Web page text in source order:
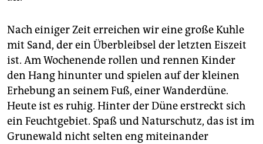
Nach einiger Zeit erreichen wir eine große Kuhle
mit Sand, der ein Überbleibsel der letzten Eiszeit
ist. Am Wochenende rollen und rennen Kinder
den Hang hinunter und spielen auf der kleinen
Erhebung an seinem Fuß, einer Wanderdüne.
Heute ist es ruhig. Hinter der Düne erstreckt sich
ein Feuchtgebiet. Spaß und Naturschutz, das ist im
Grunewald nicht selten eng miteinander